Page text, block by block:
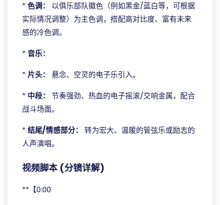
*色调：
以俱乐部队徽色（例如黑金/蓝白等，可根据
实际情况调整）为主色调，搭配高对比度、富有未来
感的冷色调。
*音乐：
* 片头： 悬念、空灵的电子乐引入。
* 中段：
节奏强劲、热血的电子摇滚/交响金属，配合
战斗场面。
*结尾/情感部分：
转为宏大、温暖的管弦乐或励志的
人声演唱。
视频脚本 (分镜详解)
**【0:00